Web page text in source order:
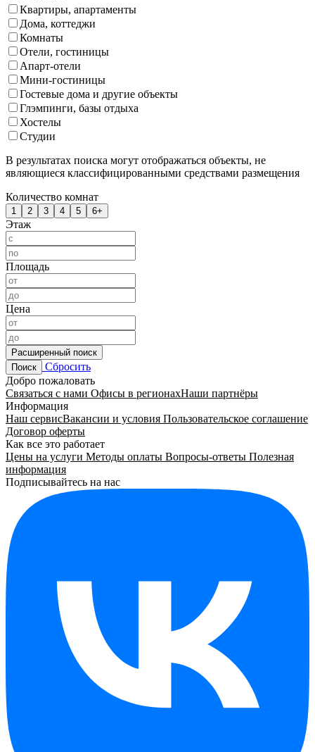
Квартиры, апартаменты
Дома, коттеджи
Комнаты
Отели, гостиницы
Апарт-отели
Мини-гостиницы
Гостевые дома и другие объекты
Глэмпинги, базы отдыха
Хостелы
Студии
В результатах поиска могут отображаться объекты, не
являющиеся классифицированными средствами размещения
Количество комнат
1 2 3 4 5 6+
Этаж
Площадь
Цена
Расширенный поиск
Поиск
Сбросить
Добро пожаловать
Связаться с нами Офисы в регионахНаши партнёры
Информация
Наш сервисВакансии и условия Пользовательское соглашение
Договор оферты
Как все это работает
Цены на услуги Методы оплаты Вопросы-ответы Полезная
информация
Подписывайтесь на нас